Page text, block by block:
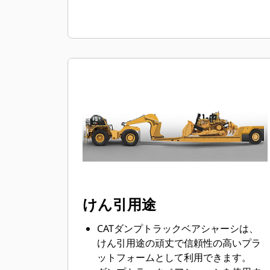
けん引用途
CATダンプトラックベアシャーシは、
けん引用途の頑丈で信頼性の高いプラ
ットフォームとして利用できます。